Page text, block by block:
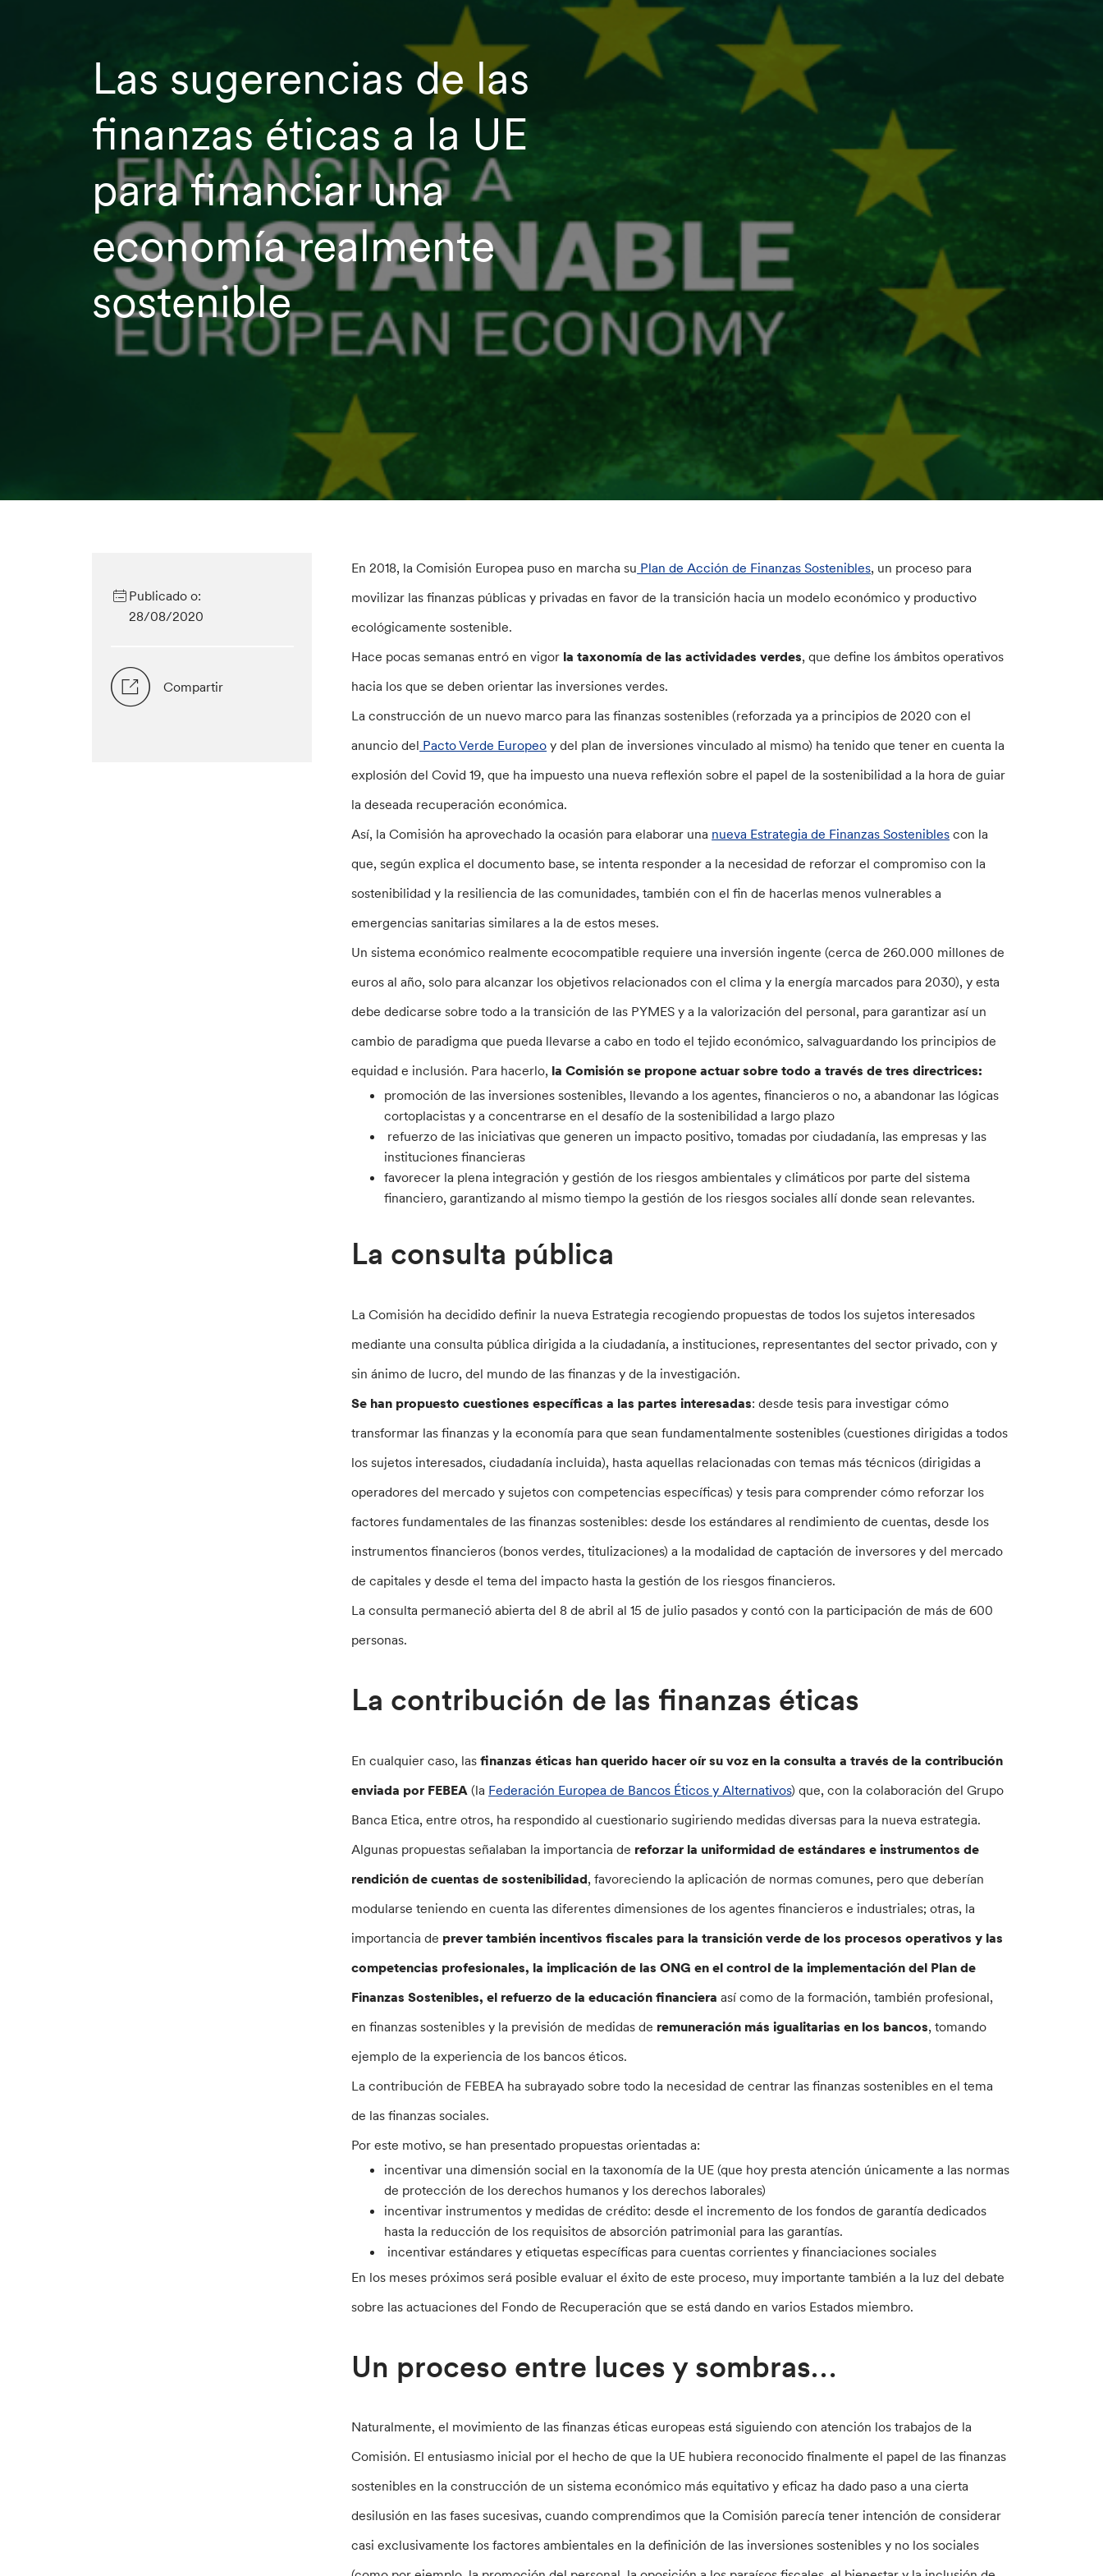
Las sugerencias de las
finanzas éticas a la UE
para financiar una
economía realmente
sostenible
Publicado o:
28/08/2020
Compartir
En 2018, la Comisión Europea puso en marcha su Plan de Acción de Finanzas Sostenibles, un proceso para
movilizar las finanzas públicas y privadas en favor de la transición hacia un modelo económico y productivo
ecológicamente sostenible.
Hace pocas semanas entró en vigor la taxonomía de las actividades verdes, que define los ámbitos operativos
hacia los que se deben orientar las inversiones verdes.
La construcción de un nuevo marco para las finanzas sostenibles (reforzada ya a principios de 2020 con el
anuncio del Pacto Verde Europeo y del plan de inversiones vinculado al mismo) ha tenido que tener en cuenta la
explosión del Covid 19, que ha impuesto una nueva reflexión sobre el papel de la sostenibilidad a la hora de guiar
la deseada recuperación económica.
Así, la Comisión ha aprovechado la ocasión para elaborar una nueva Estrategia de Finanzas Sostenibles con la
que, según explica el documento base, se intenta responder a la necesidad de reforzar el compromiso con la
sostenibilidad y la resiliencia de las comunidades, también con el fin de hacerlas menos vulnerables a
emergencias sanitarias similares a la de estos meses.
Un sistema económico realmente ecocompatible requiere una inversión ingente (cerca de 260.000 millones de
euros al año, solo para alcanzar los objetivos relacionados con el clima y la energía marcados para 2030), y esta
debe dedicarse sobre todo a la transición de las PYMES y a la valorización del personal, para garantizar así un
cambio de paradigma que pueda llevarse a cabo en todo el tejido económico, salvaguardando los principios de
equidad e inclusión. Para hacerlo, la Comisión se propone actuar sobre todo a través de tres directrices:
promoción de las inversiones sostenibles, llevando a los agentes, financieros o no, a abandonar las lógicas
cortoplacistas y a concentrarse en el desafío de la sostenibilidad a largo plazo
refuerzo de las iniciativas que generen un impacto positivo, tomadas por ciudadanía, las empresas y las
instituciones financieras
favorecer la plena integración y gestión de los riesgos ambientales y climáticos por parte del sistema
financiero, garantizando al mismo tiempo la gestión de los riesgos sociales allí donde sean relevantes.
La consulta pública
La Comisión ha decidido definir la nueva Estrategia recogiendo propuestas de todos los sujetos interesados
mediante una consulta pública dirigida a la ciudadanía, a instituciones, representantes del sector privado, con y
sin ánimo de lucro, del mundo de las finanzas y de la investigación.
Se han propuesto cuestiones específicas a las partes interesadas: desde tesis para investigar cómo
transformar las finanzas y la economía para que sean fundamentalmente sostenibles (cuestiones dirigidas a todos
los sujetos interesados, ciudadanía incluida), hasta aquellas relacionadas con temas más técnicos (dirigidas a
operadores del mercado y sujetos con competencias específicas) y tesis para comprender cómo reforzar los
factores fundamentales de las finanzas sostenibles: desde los estándares al rendimiento de cuentas, desde los
instrumentos financieros (bonos verdes, titulizaciones) a la modalidad de captación de inversores y del mercado
de capitales y desde el tema del impacto hasta la gestión de los riesgos financieros.
La consulta permaneció abierta del 8 de abril al 15 de julio pasados y contó con la participación de más de 600
personas.
La contribución de las finanzas éticas
En cualquier caso, las finanzas éticas han querido hacer oír su voz en la consulta a través de la contribución
enviada por FEBEA (la Federación Europea de Bancos Éticos y Alternativos) que, con la colaboración del Grupo
Banca Etica, entre otros, ha respondido al cuestionario sugiriendo medidas diversas para la nueva estrategia.
Algunas propuestas señalaban la importancia de reforzar la uniformidad de estándares e instrumentos de
rendición de cuentas de sostenibilidad, favoreciendo la aplicación de normas comunes, pero que deberían
modularse teniendo en cuenta las diferentes dimensiones de los agentes financieros e industriales; otras, la
importancia de prever también incentivos fiscales para la transición verde de los procesos operativos y las
competencias profesionales, la implicación de las ONG en el control de la implementación del Plan de
Finanzas Sostenibles, el refuerzo de la educación financiera así como de la formación, también profesional,
en finanzas sostenibles y la previsión de medidas de remuneración más igualitarias en los bancos, tomando
ejemplo de la experiencia de los bancos éticos.
La contribución de FEBEA ha subrayado sobre todo la necesidad de centrar las finanzas sostenibles en el tema
de las finanzas sociales.
Por este motivo, se han presentado propuestas orientadas a:
incentivar una dimensión social en la taxonomía de la UE (que hoy presta atención únicamente a las normas
de protección de los derechos humanos y los derechos laborales)
incentivar instrumentos y medidas de crédito: desde el incremento de los fondos de garantía dedicados
hasta la reducción de los requisitos de absorción patrimonial para las garantías.
incentivar estándares y etiquetas específicas para cuentas corrientes y financiaciones sociales
En los meses próximos será posible evaluar el éxito de este proceso, muy importante también a la luz del debate
sobre las actuaciones del Fondo de Recuperación que se está dando en varios Estados miembro.
Un proceso entre luces y sombras…
Naturalmente, el movimiento de las finanzas éticas europeas está siguiendo con atención los trabajos de la
Comisión. El entusiasmo inicial por el hecho de que la UE hubiera reconocido finalmente el papel de las finanzas
sostenibles en la construcción de un sistema económico más equitativo y eficaz ha dado paso a una cierta
desilusión en las fases sucesivas, cuando comprendimos que la Comisión parecía tener intención de considerar
casi exclusivamente los factores ambientales en la definición de las inversiones sostenibles y no los sociales